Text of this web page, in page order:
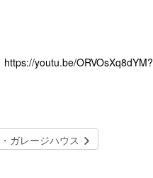
ORVOsXq8dYM?
ガレージハウス